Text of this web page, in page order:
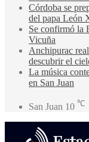
Córdoba se
del papa León
Se confirmó la
Vicuña
Anchipurac
descubrir el
La música
en San Juan
San Juan 10 ℃